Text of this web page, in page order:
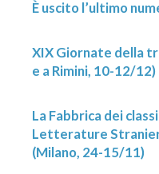
È uscito l’ultimo
XIX Giornate della
e a Rimini, 10-12/12)
La Fabbrica dei
Letterature
(Milano, 24-15/11)